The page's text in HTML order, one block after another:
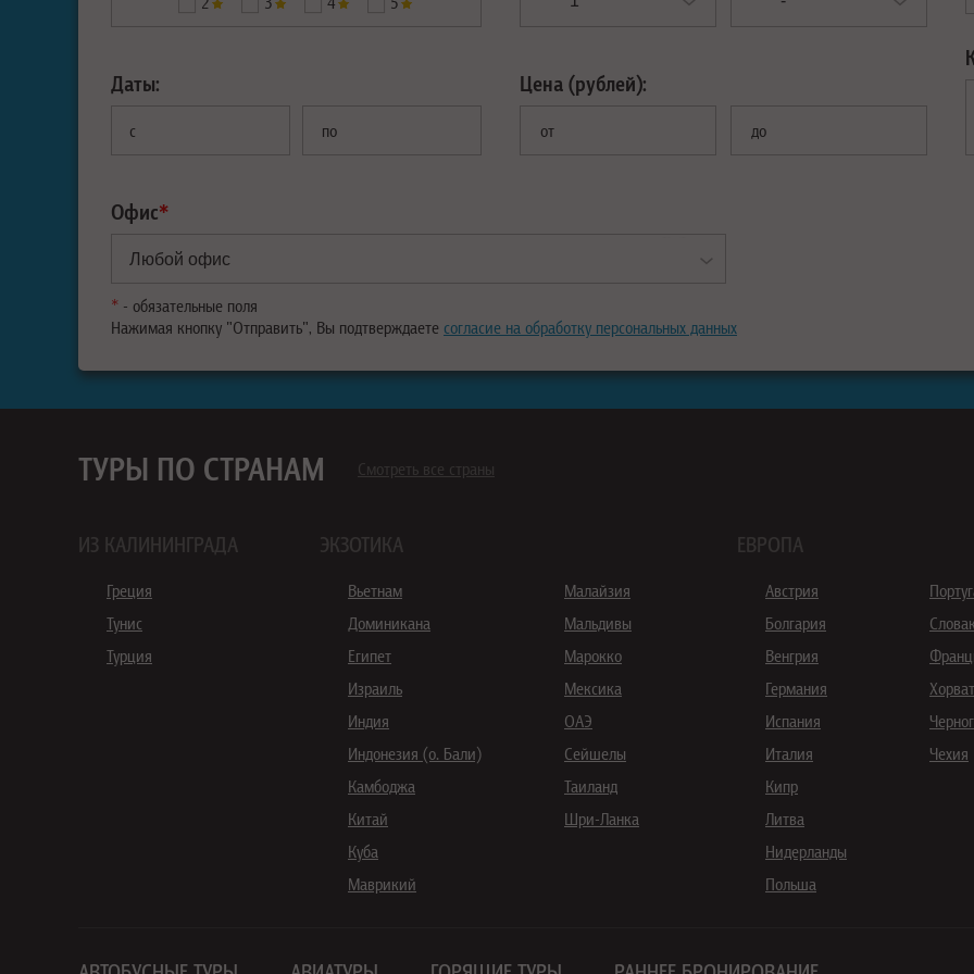
Даты:
с по
Цена (рублей):
от до
Офис*
* - обязательные поля
Нажимая кнопку "Отправить", Вы подтверждаете согласие на обработку персональных данных
ТУРЫ ПО СТРАНАМ Смотреть все страны
ИЗ КАЛИНИНГРАДА
Греция
Тунис
Турция
ЭКЗОТИКА
Вьетнам
Доминикана
Египет
Израиль
Индия
Индонезия (о. Бали)
Камбоджа
Китай
Куба
Маврикий
Малайзия
Мальдивы
Марокко
Мексика
ОАЭ
Сейшелы
Таиланд
Шри-Ланка
ЕВРОПА
Австрия
Болгария
Венгрия
Германия
Испания
Италия
Кипр
Литва
Нидерланды
Польша
Чехия